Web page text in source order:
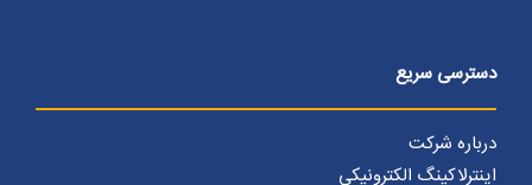
دسترسی سریع
درباره شرکت
اینترلاکینگ الکترونیکی